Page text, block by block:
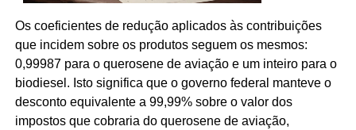
Os coeficientes de redução aplicados às contribuições
que incidem sobre os produtos seguem os mesmos:
0,99987 para o querosene de aviação e um inteiro para o
biodiesel. Isto significa que o governo federal manteve o
desconto equivalente a 99,99% sobre o valor dos
impostos que cobraria do querosene de aviação,